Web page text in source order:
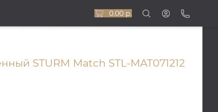
0.00 р.
STURM Match STL-MAT071212